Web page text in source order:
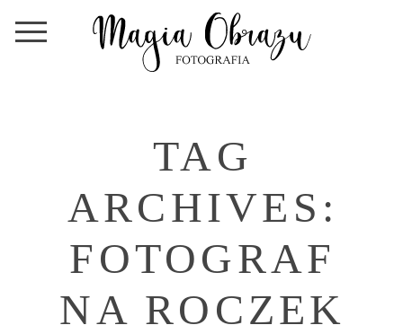
TAG
ARCHIVES:
FOTOGRAF
NA ROCZEK